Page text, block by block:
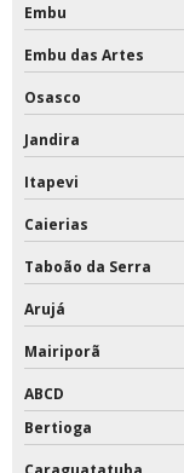
Embu
Embu das Artes
Osasco
Jandira
Itapevi
Caierias
Taboão da Serra
Arujá
Mairiporã
ABCD
Bertioga